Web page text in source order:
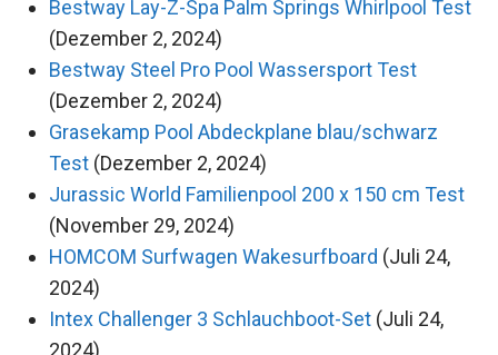
Bestway Lay-Z-Spa Palm Springs Whirlpool Test
(Dezember 2, 2024)
Bestway Steel Pro Pool Wassersport Test
(Dezember 2, 2024)
Grasekamp Pool Abdeckplane blau/schwarz
Test (Dezember 2, 2024)
Jurassic World Familienpool 200 x 150 cm Test
(November 29, 2024)
HOMCOM Surfwagen Wakesurfboard (Juli 24,
2024)
Intex Challenger 3 Schlauchboot-Set (Juli 24,
2024)